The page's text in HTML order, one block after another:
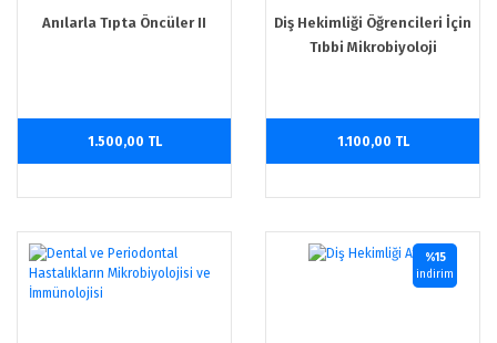
Anılarla Tıpta Öncüler II
1.500,00 TL
Diş Hekimliği Öğrencileri İçin
Tıbbi Mikrobiyoloji
1.100,00 TL
%15
indirim